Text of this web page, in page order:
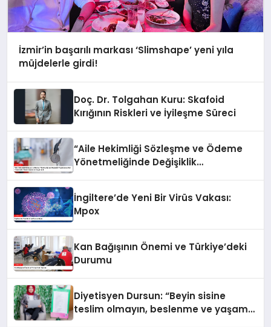
İzmir’in başarılı markası ‘Slimshape’ yeni yıla
müjdelerle girdi!
Doç. Dr. Tolgahan Kuru: Skafoid
Kırığının Riskleri ve İyileşme Süreci
“Aile Hekimliği Sözleşme ve Ödeme
Yönetmeliğinde Değişiklik
İngiltere’de Yeni Bir Virüs Vakası:
Mpox
Kan Bağışının Önemi ve Türkiye’deki
Durumu
Diyetisyen Dursun: “Beyin sisine
teslim olmayın, beslenme ve yaşam